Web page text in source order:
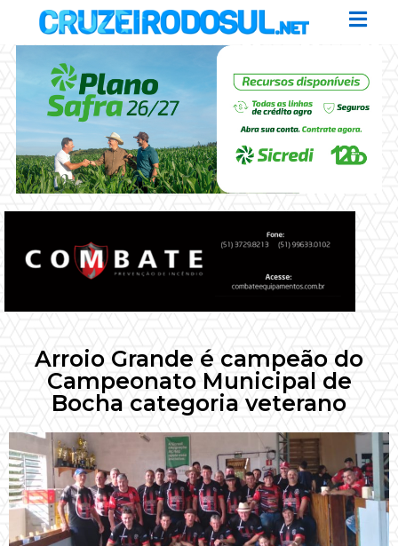
Arroio Grande é campeão do
Campeonato Municipal de
Bocha categoria veterano